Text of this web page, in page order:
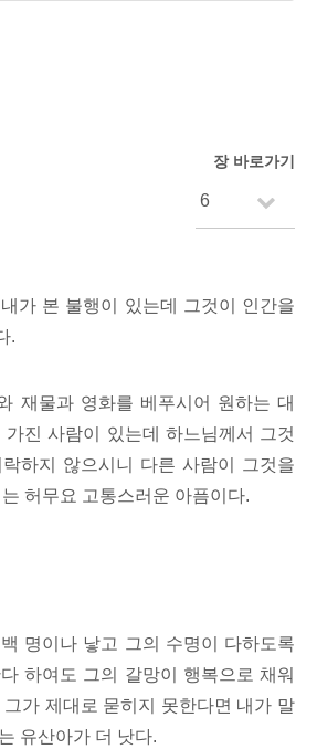
장 바로가기
가 본 불행이 있는데 그것이 인간을
.
재물과 영화를 베푸시어 원하는 대
가진 사람이 있는데 하느님께서 그것
하지 않으시니 다른 사람이 그것을
허무요 고통스러운 아픔이다.
명이나 낳고 그의 수명이
다하도록
하여도 그의 갈망이 행복으로 채워
가 제대로 묻히지 못한다면 내가 말
유산아가 더 낫다.